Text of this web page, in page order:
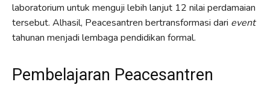
laboratorium untuk menguji lebih lanjut 12 nilai perdamaian
tersebut. Alhasil, Peacesantren bertransformasi dari event
tahunan menjadi lembaga pendidikan formal.
Pembelajaran Peacesantren